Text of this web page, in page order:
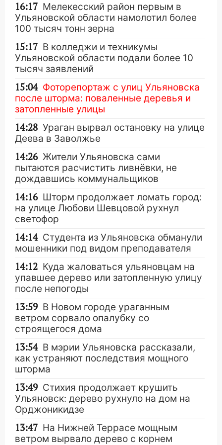
16:17 Мелекесский район первым в
Ульяновской области намолотил более
100 тысяч тонн зерна
15:17 В колледжи и техникумы
Ульяновской области подали более 10
тысяч заявлений
15:04 Фоторепортаж с улиц Ульяновска
после шторма: поваленные деревья и
затопленные улицы
14:28 Ураган вырвал остановку на улице
Деева в Заволжье
14:26 Жители Ульяновска сами
пытаются расчистить ливнёвки, не
дождавшись коммунальщиков
14:16 Шторм продолжает ломать город:
на улице Любови Шевцовой рухнул
светофор
14:14 Студента из Ульяновска обманули
мошенники под видом преподавателя
14:12 Куда жаловаться ульяновцам на
упавшее дерево или затопленную улицу
после непогоды
13:59 В Новом городе ураганным
ветром сорвало опалубку со
строящегося дома
13:54 В мэрии Ульяновска рассказали,
как устраняют последствия мощного
шторма
13:49 Стихия продолжает крушить
Ульяновск: дерево рухнуло на дом на
Орджоникидзе
13:47 На Нижней Террасе мощным
ветром вырвало дерево с корнем